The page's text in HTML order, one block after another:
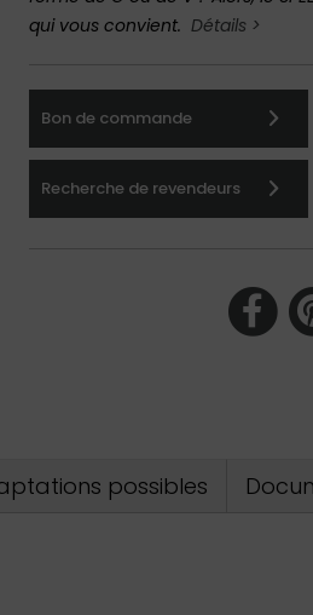
qui vous convient. Détails >
Recherche de revendeurs
Bon de commande
possibles